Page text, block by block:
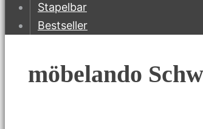
Stapelbar
Bestseller
möbelando